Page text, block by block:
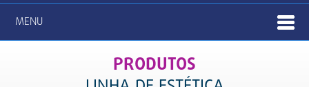
MENU
PRODUTOS